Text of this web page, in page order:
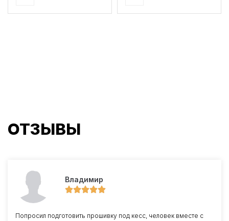
ОТЗЫВЫ
Владимир
Попросил подготовить прошивку под кесс, человек вместе с